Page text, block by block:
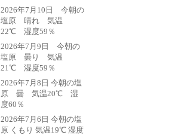
2026年7月10日 今朝の
塩原 晴れ 気温
22℃ 湿度59％
2026年7月9日 今朝の
塩原 曇り 気温
21℃ 湿度59％
2026年7月8日 今朝の塩
原 曇 気温20℃ 湿
度60％
2026年7月6日 今朝の塩
原 くもり 気温19℃ 湿度